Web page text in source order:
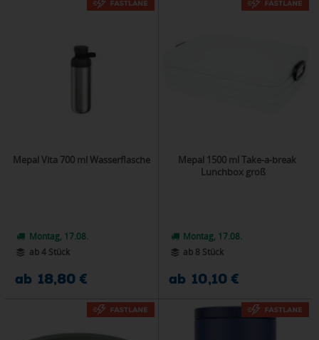
Mepal Vita 700 ml Wasserflasche
Montag, 17.08.
ab 4 Stück
ab 18,80 €
Mepal 1500 ml Take-a-break
Lunchbox groß
Montag, 17.08.
ab 8 Stück
ab 10,10 €